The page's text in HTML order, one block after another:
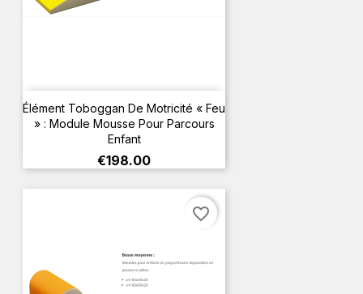
Élément Toboggan De Motricité « Feu
» : Module Mousse Pour Parcours
Enfant
Price
€198.00
favorite_border